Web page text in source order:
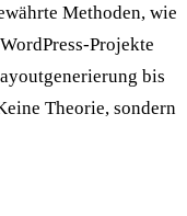
Methoden, wie
Projekte
bis
Theorie, sondern